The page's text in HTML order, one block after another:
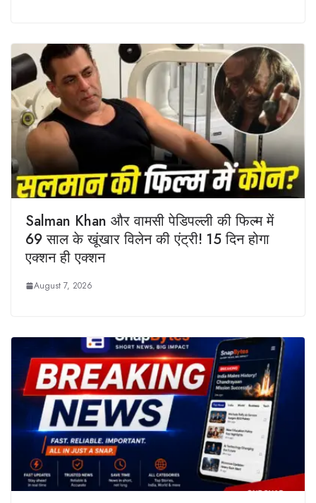
Salman Khan और वामसी पेडिपल्ली की फिल्म में
69 साल के खूंखार विलेन की एंट्री! 15 दिन होगा
एक्शन ही एक्शन
August 7, 2026